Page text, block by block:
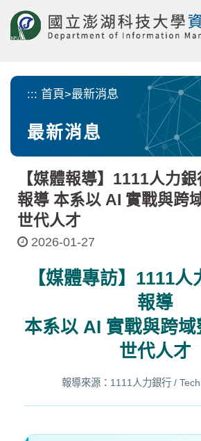
::: 首頁>最新消息
最新消息
【媒體報導】1111人力
報導 本系以 AI 實戰與跨
世代人才
2026-01-27
【媒體專訪】1111人
報導
本系以 AI 實戰與跨
世代人才
報導來源：1111人力銀行 /